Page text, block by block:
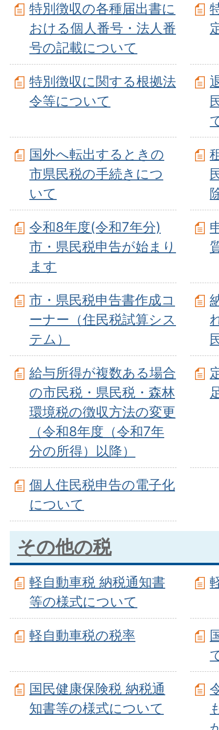
特別徴収の各種届出書に
おける個人番号・法人番
号の記載について
特別徴収に関する根拠法
令等について
国外へ転出するときの
市県民税の手続きにつ
いて
令和8年度(令和7年分)
市・県民税申告が始まり
ます
市・県民税申告書作成コ
ーナー（住民税試算シス
テム）
給与所得が複数ある場合
の市民税・県民税・森林
環境税の徴収方法の変更
（令和8年度（令和7年
分の所得）以降）
個人住民税申告の電子化
について
その他の税
軽自動車税 納税通知書
等の様式について
軽自動車税の税率
国民健康保険税 納税通
知書等の様式について